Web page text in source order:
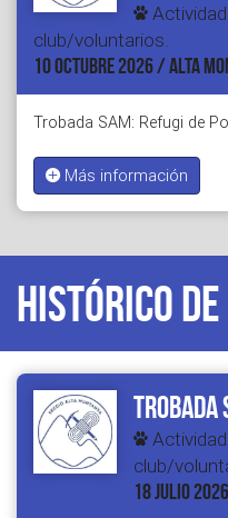
Actividad
club/voluntarios.
10 OCTUBRE 2026 / ALTA
Trobada SAM: Refugi de
Más información
Histórico
Trobada
Actividad
club/
18 JULIO